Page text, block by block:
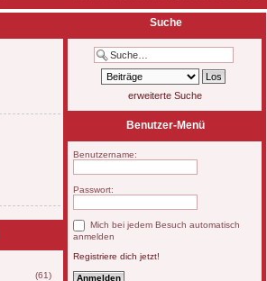
(61)
Suche
erweiterte Suche
Benutzer-Menü
Benutzername:
Passwort:
Mich bei jedem Besuch automatisch
anmelden
Registriere dich jetzt!